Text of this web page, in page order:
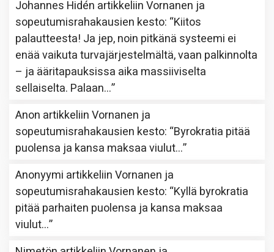
Johannes Hidén artikkeliinVornanen ja
sopeutumisrahakausien kesto: “Kiitos
palautteesta! Ja jep, noin pitkänä systeemi ei
enää vaikuta turvajärjestelmältä, vaan palkinnolta
– ja ääritapauksissa aika massiiviselta
sellaiselta. Palaan…”
Anon artikkeliinVornanen ja
sopeutumisrahakausien kesto: “Byrokratia pitää
puolensa ja kansa maksaa viulut…”
Anonyymi artikkeliinVornanen ja
sopeutumisrahakausien kesto: “Kyllä byrokratia
pitää parhaiten puolensa ja kansa maksaa
viulut…”